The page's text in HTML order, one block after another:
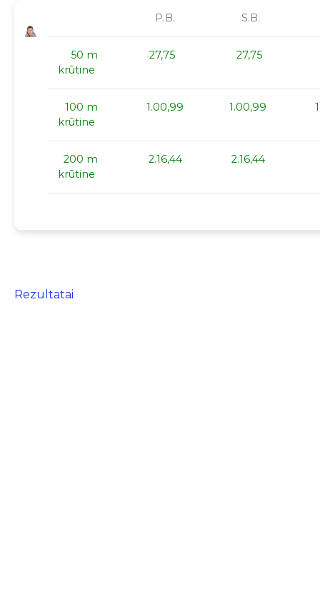
P.B. S.B.
50 m
krūtine
27,75 27,75
100 m
krūtine
1.00,99 1.00,99
200 m
krūtine
2.16,44 2.16,44
Rezultatai